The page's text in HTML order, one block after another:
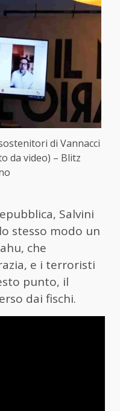
di Vannacci
da video) – Blitz
Salvini
stesso modo un
che
e i terroristi
punto, il
dai fischi.